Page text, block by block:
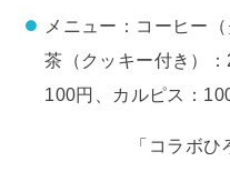
メニュー：コーヒー
茶（クッキー付き）
100円、カルピス：
「コラボ